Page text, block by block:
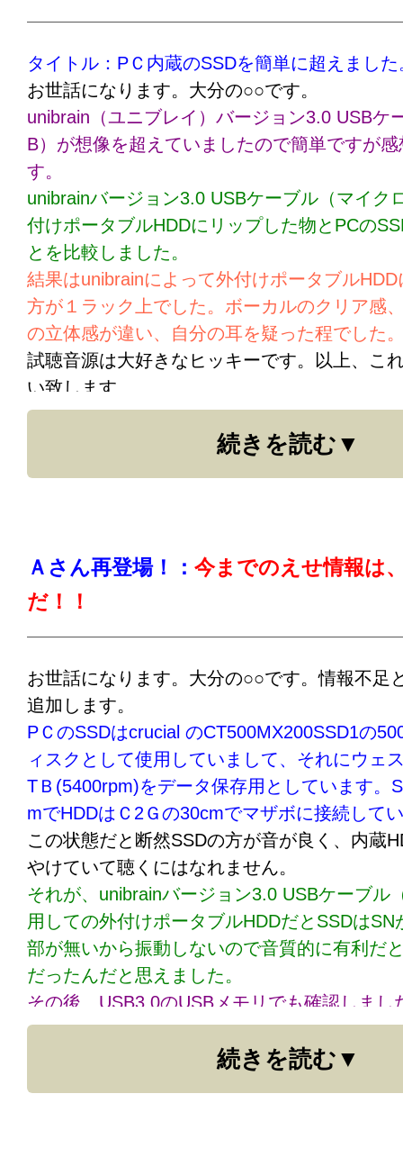
タイトル：PＣ内蔵のSSDを簡単に超えました
お世話になります。大分の○○です。
unibrain（ユニブレイ）バージョン3.0 USBケ
B）が想像を超えていましたので簡単ですが
す。
unibrainバージョン3.0 USBケーブル（マイク
付けポータブルHDDにリップした物とPCの
とを比較しました。
結果はunibrainによって外付けポータブル
方が１ラック上でした。ボーカルのクリア感
の立体感が違い、自分の耳を疑った程でした
試聴音源は大好きなヒッキーです。以上、こ
い致します
続きを読む
Ａさん再登場！： 今までのえせ情報は
だ！！
お世話になります。大分の○○です。情報不足
追加します。
PＣのSSDはcrucial のCT500MX200SSD1の
ィスクとして使用していまして、それにウェ
TＢ(5400rpm)をデータ保存用としています。
mでHDDはＣ2Ｇの30cmでマザボに接続して
この状態だと断然SSDの方が音が良く、内蔵
やけていて聴くにはなれません。
それが、unibrainバージョン3.0 USBケーブル
用しての外付けポータブルHDDだとSSDはSN
部が無いから振動しないので音質的に有利だ
だったんだと思えました。
その後、USB3.0のUSBメモリでも確認しまし
ドディスクHDDの方がアナログライクでUSB
間違い無く、ずっと聴いていたいと思うのは
続きを読む